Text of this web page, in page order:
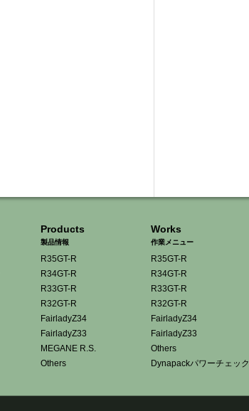
Products
製品情報
R35GT-R
R34GT-R
R33GT-R
R32GT-R
FairladyZ34
FairladyZ33
MEGANE R.S.
Others
Works
作業メニュー
R35GT-R
R34GT-R
R33GT-R
R32GT-R
FairladyZ34
FairladyZ33
Others
Dynapackパワーチェック